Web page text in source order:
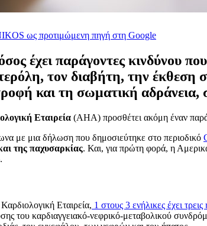
ως προτιμώμενη πηγή στη Google
έχει παράγοντες κινδύνου
τον διαβήτη, την έκθεση
και τη σωματική
Εταιρεία (AHA) προσθέτει ακόμη έναν
με μια δήλωση που δημοσιεύτηκε στο περιοδικό
της παχυσαρκίας. Και, για πρώτη φορά, η
Εταιρεία, 1 στους 3 ενήλικες έχει
του καρδιαγγειακό-νεφρικό-μεταβολικού